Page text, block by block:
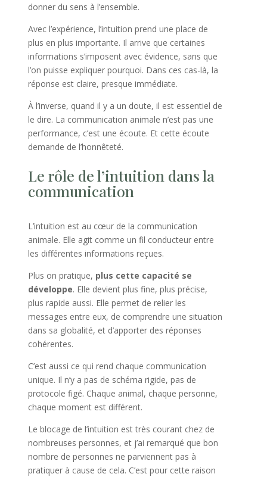
donner du sens à l’ensemble.
Avec l’expérience, l’intuition prend une place de
plus en plus importante. Il arrive que certaines
informations s’imposent avec évidence, sans que
l’on puisse expliquer pourquoi. Dans ces cas-là, la
réponse est claire, presque immédiate.
À l’inverse, quand il y a un doute, il est essentiel de
le dire. La communication animale n’est pas une
performance, c’est une écoute. Et cette écoute
demande de l’honnêteté.
Le rôle de l’intuition dans la
communication
L’intuition est au cœur de la communication
animale. Elle agit comme un fil conducteur entre
les différentes informations reçues.
Plus on pratique, plus cette capacité se
développe. Elle devient plus fine, plus précise,
plus rapide aussi. Elle permet de relier les
messages entre eux, de comprendre une situation
dans sa globalité, et d’apporter des réponses
cohérentes.
C’est aussi ce qui rend chaque communication
unique. Il n’y a pas de schéma rigide, pas de
protocole figé. Chaque animal, chaque personne,
chaque moment est différent.
Le blocage de l’intuition est très courant chez de
nombreuses personnes, et j’ai remarqué que bon
nombre de personnes ne parviennent pas à
pratiquer à cause de cela. C’est pour cette raison